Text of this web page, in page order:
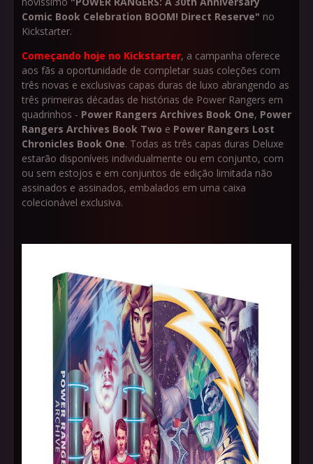
Comic Book Celebration BOOM! Direct Reserve" no
Kickstarter.
Começando hoje no Kickstarter, a campanha oferece
aos fãs a oportunidade de completar suas coleções com
três novas e exclusivas capas duras de luxo abrangendo as
três primeiras décadas de histórias de Power Rangers em
quadrinhos - Power Rangers Archives Book One, Power
Rangers Archives Book Two e Power Rangers Lost
Chronicles Book One. Todas as três capas duras Deluxe
estarão disponíveis individualmente ou em conjunto, com
ou sem estojos e em conjuntos de edição limitada não
assinados e assinados, embalados em uma caixa
colecionável exclusiva.